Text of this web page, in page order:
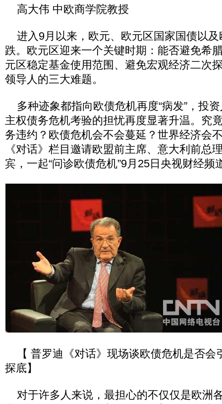
高大伟 中欧商学院教授
进入9月以来，欧元、欧元区国家国债以及
跌。欧元区迎来一个关键时期：能否避免希
元区稳定基金使用范围、避免宏观经济二次
领导人的三大难题。
多种迹象都指向欧债危机再度“病发”，投
主权债务危机考验的担忧再度显著升温。究
务违约？欧债危机会不会蔓延？世界经济会
《对话》栏目邀请欧盟前主席、意大利前总
宾，一起“问诊欧债危机”9月25日央视财经频
【 普罗迪《对话》现场谈欧债危机是否会
探底】
对于许多人来说，最担心的不仅仅是欧洲